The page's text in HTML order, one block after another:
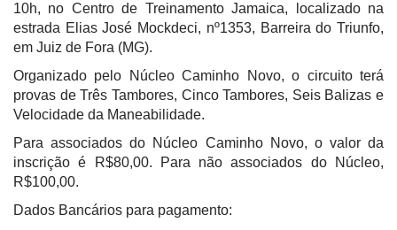
10h, no Centro de Treinamento Jamaica, localizado na
estrada Elias José Mockdeci, nº1353, Barreira do Triunfo,
em Juiz de Fora (MG).
Organizado pelo Núcleo Caminho Novo, o circuito terá
provas de Três Tambores, Cinco Tambores, Seis Balizas e
Velocidade da Maneabilidade.
Para associados do Núcleo Caminho Novo, o valor da
inscrição é R$80,00. Para não associados do Núcleo,
R$100,00.
Dados Bancários para pagamento: